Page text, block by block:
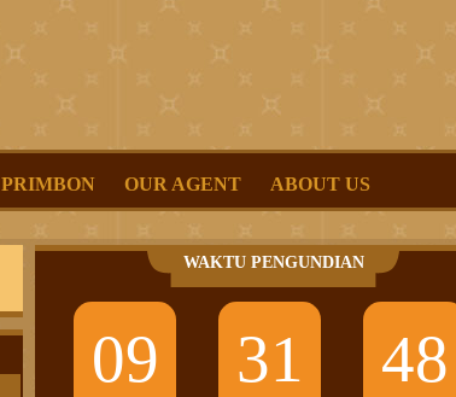
PRIMBON OUR AGENT ABOUT US
WAKTU PENGUNDIAN
09 31 48